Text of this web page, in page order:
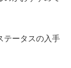
テータスの入手